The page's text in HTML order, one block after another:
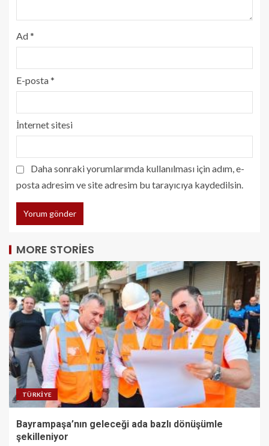
Ad*
E-posta*
İnternet sitesi
Daha sonraki yorumlarımda kullanılması için adım, e-
posta adresim ve site adresim bu tarayıcıya kaydedilsin.
MORE STORIES
TÜRKIYE
Bayrampaşa’nın geleceği ada bazlı dönüşümle
şekilleniyor